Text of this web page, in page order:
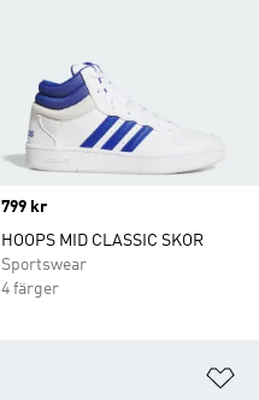
Price
799 kr
HOOPS MID CLASSIC SKOR
Sportswear
4 färger